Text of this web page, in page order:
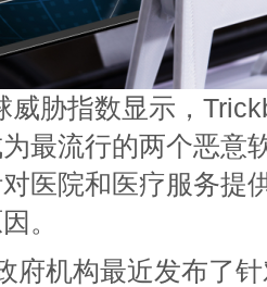
威胁指数显示，
最流行的两个恶意
医院和医疗服务提
。
府机构最近发布了